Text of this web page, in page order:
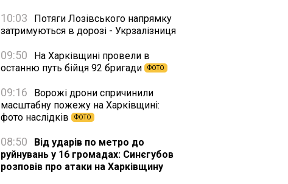
10:03
Потяги Лозівського напрямку
затримуються в дорозі - Укрзалізниця
09:50
На Харківщині провели в
останню путь бійця 92 бригади
ФОТО
09:16
Ворожі дрони спричинили
масштабну пожежу на Харківщині:
фото наслідків
ФОТО
08:50
Від ударів по метро до
руйнувань у 16 громадах: Синєгубов
розповів про атаки на Харківщину